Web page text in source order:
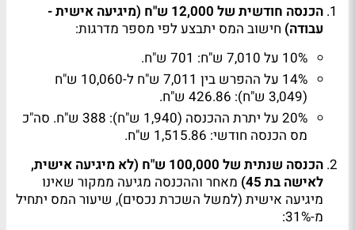
הכנסה חודשית של 12,000 ש"ח (מיגיעה אישית -
עבודה) חישוב המס יתבצע לפי מספר מדרגות:
10% על 7,010 ש"ח: 701 ש"ח.
14% על ההפרש בין 7,011 ש"ח ל-10,060 ש"ח
(3,049 ש"ח): 426.86 ש"ח.
20% על יתרת ההכנסה (1,940 ש"ח): 388 ש"ח. סה"כ
מס הכנסה חודשי: 1,515.86 ש"ח.
הכנסה שנתית של 100,000 ש"ח (לא מיגיעה אישית,
לאישה בת 45)
מאחר וההכנסה מגיעה ממקור שאינו
מיגיעה אישית (למשל השכרת נכסים), שיעור המס יתחיל
מ-31%: